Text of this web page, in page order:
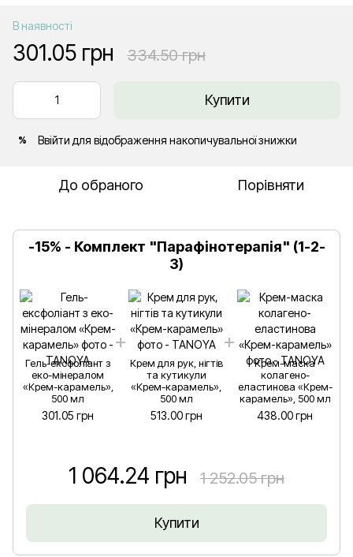
В наявності
301.05 грн 334.50 грн
Купити
% Ввійти для відображення накопичувальної знижки
До обраного Порівняти
-15% - Комплект "Парафінотерапія" (1-2-
3)
Гель-ексфоліант з
еко-мінералом
«Крем-карамель»,
500 мл
301.05 грн
Крем для рук, нігтів
та кутикули
«Крем-карамель»,
500 мл
513.00 грн
Крем-маска
колагено-
еластинова «Крем-
карамель», 500 мл
438.00 грн
1 064.24 грн 1 252.05 грн
Купити